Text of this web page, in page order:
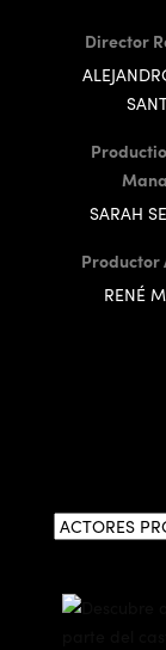
Director
SARAH
Productor
RENÉ